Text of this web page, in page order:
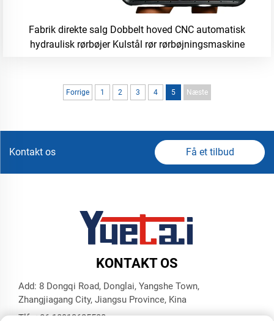
Fabrik direkte salg Dobbelt hoved CNC automatisk
hydraulisk rørbøjer Kulstål rør rørbøjningsmaskine
Forrige 1 2 3 4 5 Næste
Kontakt os Få et tilbud
KONTAKT OS
Add: 8 Dongqi Road, Donglai, Yangshe Town,
Zhangjiagang City, Jiangsu Province, Kina
Tlf.:+86 18913625580